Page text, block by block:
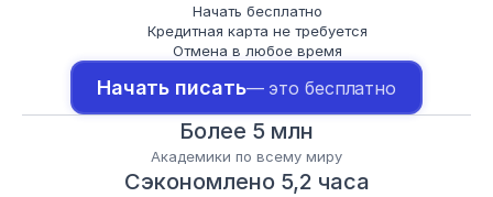
Начать бесплатно
Кредитная карта не требуется
Отмена в любое время
Начать писать— это бесплатно
Более 5 млн
Академики по всему миру
Сэкономлено 5,2 часа